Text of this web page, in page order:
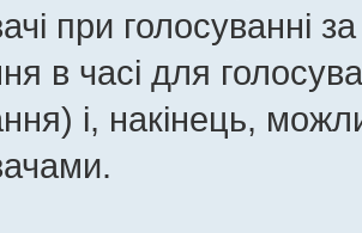
при голосуванні
в часі для
і, накінець,